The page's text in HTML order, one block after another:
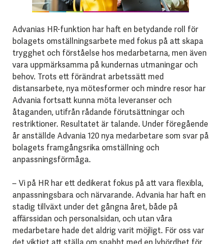
Advanias HR-funktion har haft en betydande roll för
bolagets omställningsarbete med fokus på att skapa
trygghet och förståelse hos medarbetarna, men även
vara uppmärksamma på kundernas utmaningar och
behov. Trots ett förändrat arbetssätt med
distansarbete, nya mötesformer och mindre resor har
Advania fortsatt kunna möta leveranser och
åtaganden, utifrån rådande förutsättningar och
restriktioner. Resultatet är talande. Under föregående
år anställde Advania 120 nya medarbetare som svar på
bolagets framgångsrika omställning och
anpassningsförmåga.
– Vi på HR har ett dedikerat fokus på att vara flexibla,
anpassningsbara och närvarande. Advania har haft en
stadig tillväxt under det gångna året, både på
affärssidan och personalsidan, och utan våra
medarbetare hade det aldrig varit möjligt. För oss var